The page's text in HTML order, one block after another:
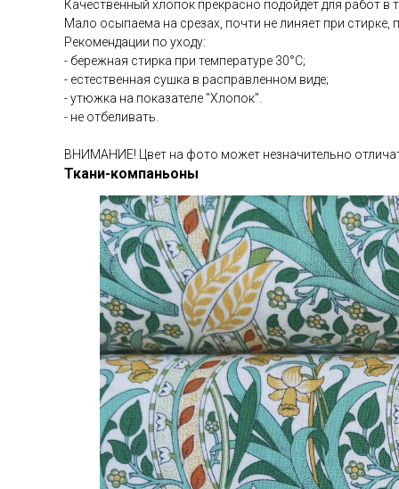
Качественный хлопок прекрасно подойдёт для работ в
Мало осыпаема на срезах, почти не линяет при стирке,
Рекомендации по уходу:
- бережная стирка при температуре 30°С;
- естественная сушка в расправленном виде;
- утюжка на показателе "Хлопок".
- не отбеливать.
ВНИМАНИЕ! Цвет на фото может незначительно
Ткани-компаньоны